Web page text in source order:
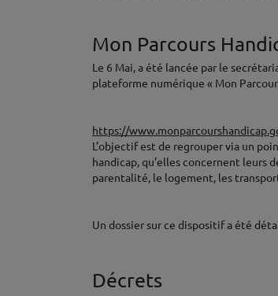
Mon Parcours
Le 6 Mai, a été lancée par le
plateforme numérique « Mon
https://
L’objectif est de regrouper via un
handicap, qu’elles concernent leurs
parentalité, le logement, les
Un dossier sur ce dispositif a été
Décrets